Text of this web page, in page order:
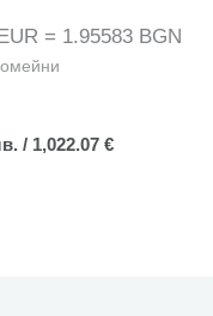
= 1.95583 BGN
/ 1,022.07 €